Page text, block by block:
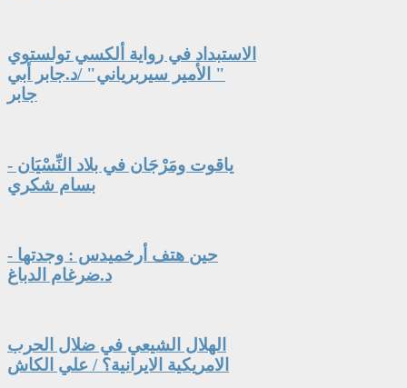
الاستبداد في رواية ألكسي تولستوي
" الأمير سيربرياني" /د.جابر أبي
جابر
ياقوت ومَرْجَان في بلاد النِّسْيَان -
بسام شكري
حين هتف أرخميدس : وجدتها -
د.ضرغام الدباغ
الهلال الشيعي في ضلال الحرب
الامريكية الايرانية؟ / علي الكاش